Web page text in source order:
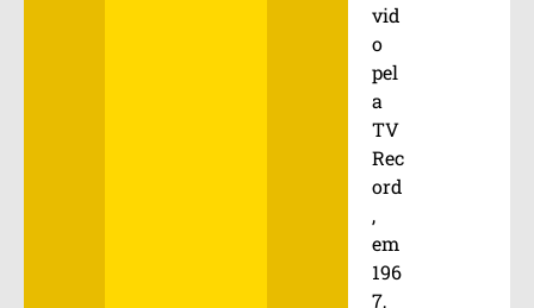
vid
o
pel
a
TV
Rec
ord
,
em
196
7,